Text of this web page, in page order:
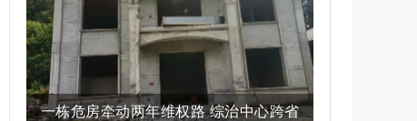
一栋危房牵动两年维权路 综治中心跨省